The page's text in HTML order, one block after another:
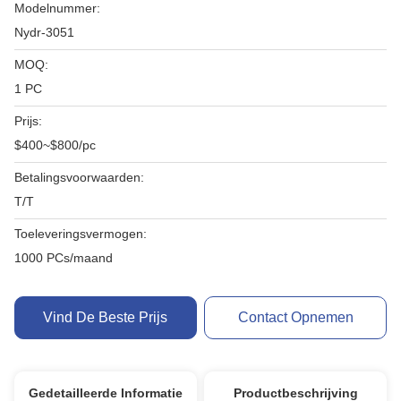
Modelnummer:
Nydr-3051
MOQ:
1 PC
Prijs:
$400~$800/pc
Betalingsvoorwaarden:
T/T
Toeleveringsvermogen:
1000 PCs/maand
Vind De Beste Prijs Contact Opnemen
Gedetailleerde Informatie Productbeschrijving